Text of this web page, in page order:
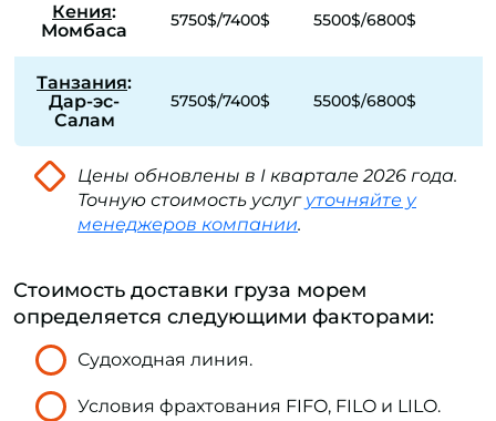
Кения:
Момбаса
5750$/7400$ 5500$/6800$
Танзания:
Дар-эс-
Салам
5750$/7400$ 5500$/6800$
Цены обновлены в I квартале 2026 года.
Точную стоимость услуг уточняйте у
менеджеров компании.
Стоимость доставки груза морем
определяется следующими факторами:
Судоходная линия.
Условия фрахтования FIFO, FILO и LILO.